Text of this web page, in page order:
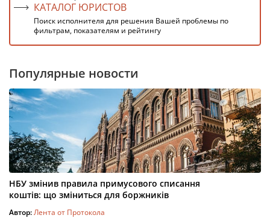
КАТАЛОГ ЮРИСТОВ
Поиск исполнителя для решения Вашей проблемы по
фильтрам, показателям и рейтингу
Популярные новости
НБУ змінив правила примусового списання
коштів: що зміниться для боржників
Автор:Лента от Протокола